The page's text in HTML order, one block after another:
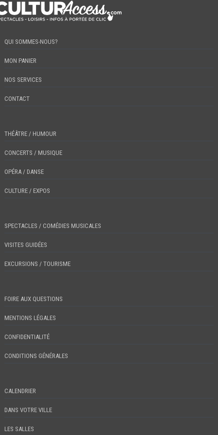
QUI SOMMES-NOUS?
MON PANIER
NOS SERVICES
CONTACT
THÉÂTRE / HUMOUR
CONCERTS / MUSIQUE
OPÉRA / DANSE
CULTURE / EXPOS
SPECTACLES / COMÉDIES MUSICALES
VISITES GUIDÉES
EXCURSIONS / TOURISME
FOIRE AUX QUESTIONS
MENTIONS LÉGALES
CONFIDENTIALITÉ
CONDITIONS GÉNÉRALES
CALENDRIER
DANS VOTRE VILLE
LES SALLES